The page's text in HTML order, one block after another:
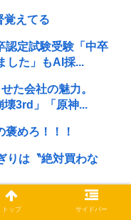
覚えてる
認定試験受験「中卒
した」もAI採...
た会社の魅力。
壊3rd」「原神...
めろ！！！
りは〝絶対買わな
」極秘で熊本でボ
トップ サイドバー